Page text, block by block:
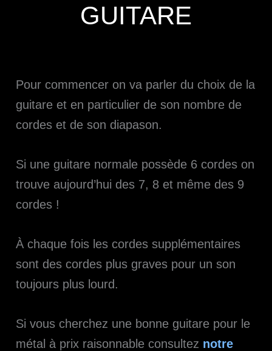
GUITARE
Pour commencer on va parler du choix de la
guitare et en particulier de son nombre de
cordes et de son diapason.
Si une guitare normale possède 6 cordes on
trouve aujourd’hui des 7, 8 et même des 9
cordes !
À chaque fois les cordes supplémentaires
sont des cordes plus graves pour un son
toujours plus lourd.
Si vous cherchez une bonne guitare pour le
métal à prix raisonnable consultez notre